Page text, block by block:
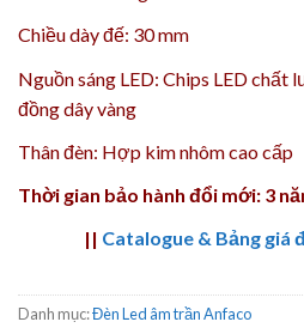
Chiều dày đế: 30 mm
Nguồn sáng LED: Chips LED chất
đồng dây vàng
Thân đèn: Hợp kim nhôm cao cấp
Thời gian bảo hành đổi mới: 3
|| Catalogue & Bảng giá
Danh mục:Đèn Led âm trần Anfaco